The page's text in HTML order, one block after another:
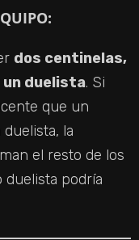
dos centinelas,
un duelista. Si
que un
la
el resto de los
duelista podría